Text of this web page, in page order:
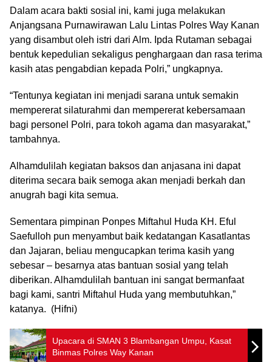
Dalam acara bakti sosial ini, kami juga melakukan
Anjangsana Purnawirawan Lalu Lintas Polres Way Kanan
yang disambut oleh istri dari Alm. Ipda Rutaman sebagai
bentuk kepedulian sekaligus penghargaan dan rasa terima
kasih atas pengabdian kepada Polri,” ungkapnya.
“Tentunya kegiatan ini menjadi sarana untuk semakin
mempererat silaturahmi dan mempererat kebersamaan
bagi personel Polri, para tokoh agama dan masyarakat,”
tambahnya.
Alhamdulilah kegiatan baksos dan anjasana ini dapat
diterima secara baik semoga akan menjadi berkah dan
anugrah bagi kita semua.
Sementara pimpinan Ponpes Miftahul Huda KH. Eful
Saefulloh pun menyambut baik kedatangan Kasatlantas
dan Jajaran, beliau mengucapkan terima kasih yang
sebesar – besarnya atas bantuan sosial yang telah
diberikan. Alhamdulilah bantuan ini sangat bermanfaat
bagi kami, santri Miftahul Huda yang membutuhkan,”
katanya. (Hifni)
Upacara di SMAN 3 Blambangan Umpu, Kasat
Binmas Polres Way Kanan